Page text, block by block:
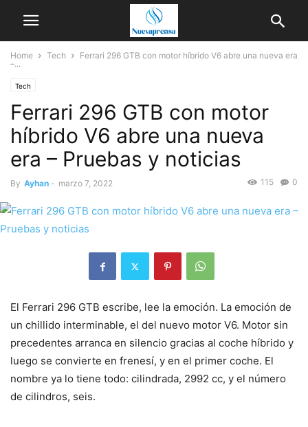
Home Tech
Ferrari 296 GTB con motor híbrido V6 abre una nueva era
–...
Tech
Ferrari 296 GTB con motor
híbrido V6 abre una nueva
era – Pruebas y noticias
By Ayhan - marzo 7, 2022 0
115
El Ferrari 296 GTB escribe, lee la emoción. La emoción de
un chillido interminable, el del nuevo motor V6. Motor sin
precedentes arranca en silencio gracias al coche híbrido y
luego se convierte en frenesí, y en el primer coche. El
nombre ya lo tiene todo: cilindrada, 2992 cc, y el número
de cilindros, seis.